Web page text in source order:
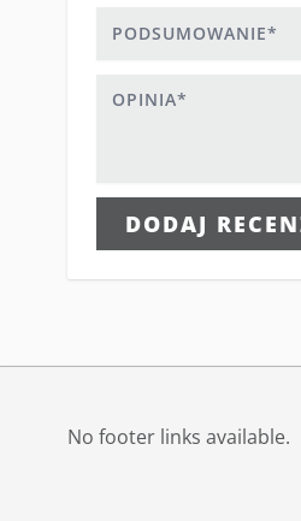
DODAJ
No footer links available.